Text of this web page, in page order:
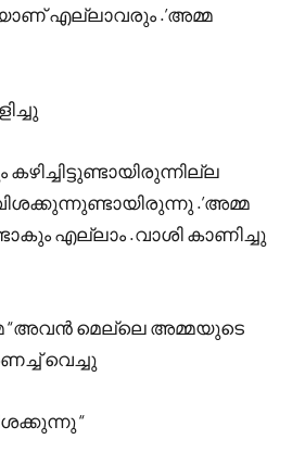
എല്ലാവരും .’അമ്മ
.’അമ്മ
എല്ലാം .വാശി കാണിച്ചു
“അവൻ മെല്ലെ അമ്മയുടെ
വെച്ചു
“